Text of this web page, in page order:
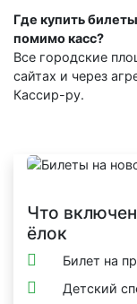
Где купить
помимо касс?
Все городские
сайтах и через
Кассир-ру.
Что
ёлок
Билет на
Детский